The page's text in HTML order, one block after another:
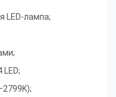
LED-лампа;
;
LED;
;